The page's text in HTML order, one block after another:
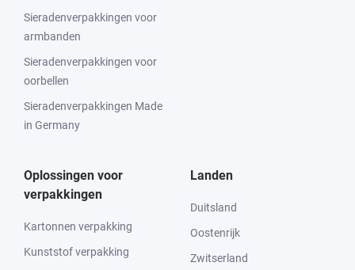
Sieradenverpakkingen voor
armbanden
Sieradenverpakkingen voor
oorbellen
Sieradenverpakkingen Made
in Germany
Oplossingen voor
verpakkingen
Kartonnen verpakking
Kunststof verpakking
Landen
Duitsland
Oostenrijk
Zwitserland